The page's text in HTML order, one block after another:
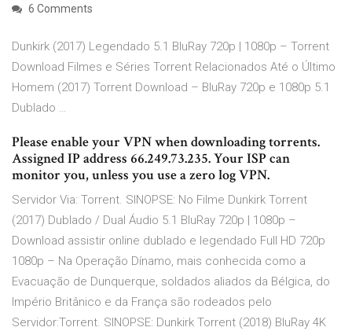
6 Comments
Dunkirk (2017) Legendado 5.1 BluRay 720p | 1080p – Torrent
Download Filmes e Séries Torrent Relacionados Até o Último
Homem (2017) Torrent Download – BluRay 720p e 1080p 5.1
Dublado …
Please enable your VPN when downloading torrents.
Assigned IP address 66.249.73.235. Your ISP can
monitor you, unless you use a zero log VPN.
Servidor Via: Torrent. SINOPSE: No Filme Dunkirk Torrent
(2017) Dublado / Dual Áudio 5.1 BluRay 720p | 1080p –
Download assistir online dublado e legendado Full HD 720p
1080p – Na Operação Dínamo, mais conhecida como a
Evacuação de Dunquerque, soldados aliados da Bélgica, do
Império Britânico e da França são rodeados pelo
Servidor:Torrent. SINOPSE: Dunkirk Torrent (2018) BluRay 4K